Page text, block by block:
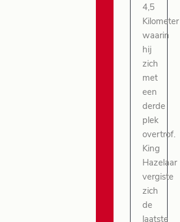
4,5
Kilometer
waarin
hij
zich
met
een
derde
plek
overtrof.
King
Hazelaar
vergiste
zich
de
laatste